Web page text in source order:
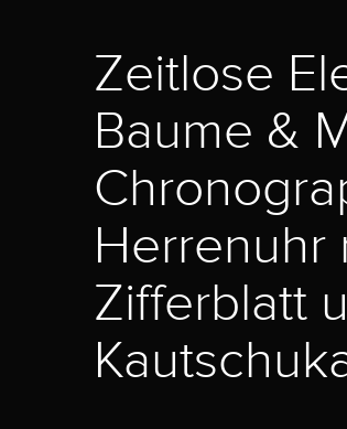
Zeitlose
Baume &
Herrenuhr
Zifferblatt